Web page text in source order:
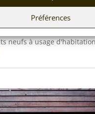
Préférences
critères comme la
ou les caractéristiques
Elle est applicable
neufs à usage